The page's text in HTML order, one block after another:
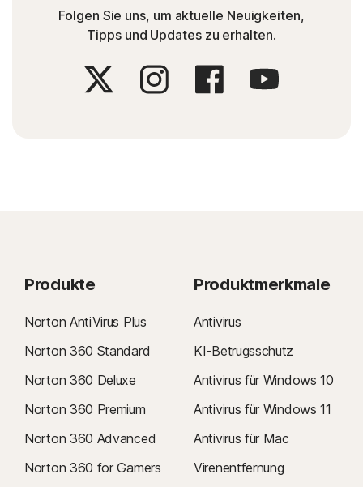
Folgen Sie uns, um aktuelle Neuigkeiten,
Tipps und Updates zu erhalten.
Produkte
Norton AntiVirus Plus
Norton 360 Standard
Norton 360 Deluxe
Norton 360 Premium
Norton 360 Advanced
Norton 360 for Gamers
Produktmerkmale
Antivirus
KI-Betrugsschutz
Antivirus für Windows 10
Antivirus für Windows 11
Antivirus für Mac
Virenentfernung